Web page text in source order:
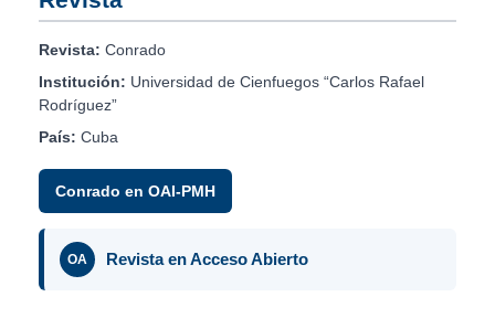
Revista: Conrado
Institución: Universidad de Cienfuegos “Carlos Rafael
Rodríguez”
País: Cuba
Conrado en OAI-PMH
OA Revista en Acceso Abierto